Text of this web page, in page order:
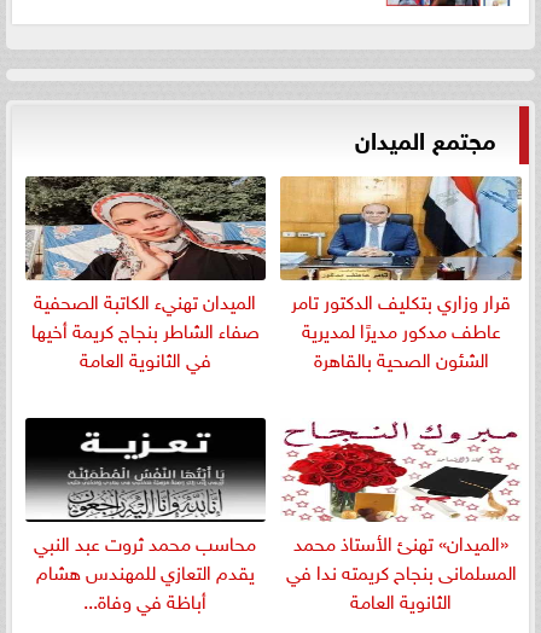
مجتمع الميدان
قرار وزاري بتكليف الدكتور تامر
عاطف مدكور مديرًا لمديرية
الشئون الصحية بالقاهرة
الميدان تهنيء الكاتبة الصحفية
صفاء الشاطر بنجاج كريمة أخيها
في الثانوية العامة
«الميدان» تهنئ الأستاذ محمد
المسلمانى بنجاح كريمته ندا في
الثانوية العامة
​محاسب محمد ثروت عبد النبي
يقدم التعازي للمهندس هشام
أباظة في وفاة...